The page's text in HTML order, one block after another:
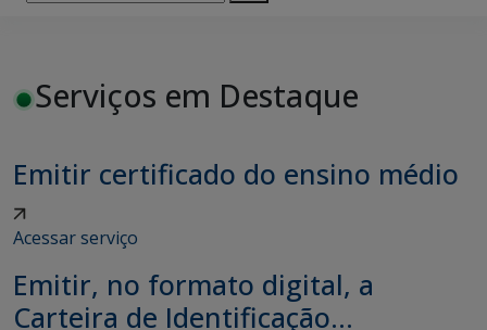
por:
Serviços em Destaque
Emitir certificado do ensino médio
Acessar serviço
Emitir, no formato digital, a
Carteira de Identificação...